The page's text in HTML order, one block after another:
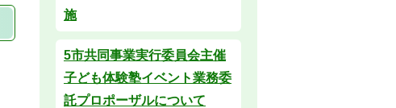
施
5市共同事業実行委員会主催
子ども体験塾イベント業務委
託プロポーザルについて